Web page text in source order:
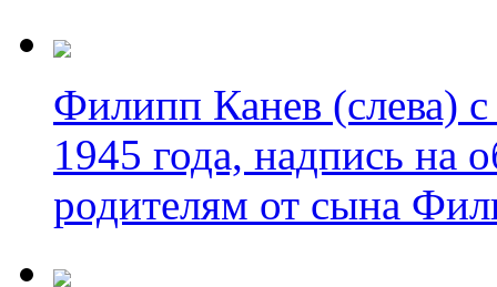
Филипп Канев (слева)
1945 года, надпись на
родителям от сына